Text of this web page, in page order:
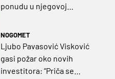
ponudu u njegovoj
NOGOMET
Ljubo Pavasović Visković
gasi požar oko novih
investitora: “Priča se